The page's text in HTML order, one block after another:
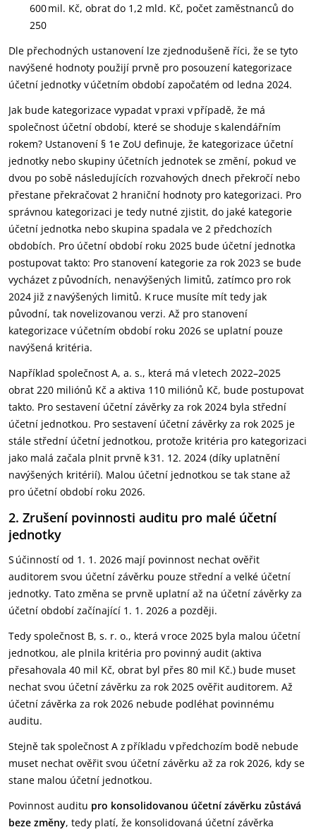
600 mil. Kč, obrat do 1,2 mld. Kč, počet zaměstnanců do
250
Dle přechodných ustanovení lze zjednodušeně říci, že se tyto
navýšené hodnoty použijí prvně pro posouzení kategorizace
účetní jednotky v účetním období započatém od ledna 2024.
Jak bude kategorizace vypadat v praxi v případě, že má
společnost účetní období, které se shoduje s kalendářním
rokem? Ustanovení § 1e ZoU definuje, že kategorizace účetní
jednotky nebo skupiny účetních jednotek se změní, pokud ve
dvou po sobě následujících rozvahových dnech překročí nebo
přestane překračovat 2 hraniční hodnoty pro kategorizaci. Pro
správnou kategorizaci je tedy nutné zjistit, do jaké kategorie
účetní jednotka nebo skupina spadala ve 2 předchozích
obdobích. Pro účetní období roku 2025 bude účetní jednotka
postupovat takto: Pro stanovení kategorie za rok 2023 se bude
vycházet z původních, nenavýšených limitů, zatímco pro rok
2024 již z navýšených limitů. K ruce musíte mít tedy jak
původní, tak novelizovanou verzi. Až pro stanovení
kategorizace v účetním období roku 2026 se uplatní pouze
navýšená kritéria.
Například společnost A, a. s., která má v letech 2022–2025
obrat 220 miliónů Kč a aktiva 110 miliónů Kč, bude postupovat
takto. Pro sestavení účetní závěrky za rok 2024 byla střední
účetní jednotkou. Pro sestavení účetní závěrky za rok 2025 je
stále střední účetní jednotkou, protože kritéria pro kategorizaci
jako malá začala plnit prvně k 31. 12. 2024 (díky uplatnění
navýšených kritérií). Malou účetní jednotkou se tak stane až
pro účetní období roku 2026.
2. Zrušení povinnosti auditu pro malé účetní
jednotky
S účinností od 1. 1. 2026 mají povinnost nechat ověřit
auditorem svou účetní závěrku pouze střední a velké účetní
jednotky. Tato změna se prvně uplatní až na účetní závěrky za
účetní období začínající 1. 1. 2026 a později.
Tedy společnost B, s. r. o., která v roce 2025 byla malou účetní
jednotkou, ale plnila kritéria pro povinný audit (aktiva
přesahovala 40 mil Kč, obrat byl přes 80 mil Kč.) bude muset
nechat svou účetní závěrku za rok 2025 ověřit auditorem. Až
účetní závěrka za rok 2026 nebude podléhat povinnému
auditu.
Stejně tak společnost A z příkladu v předchozím bodě nebude
muset nechat ověřit svou účetní závěrku až za rok 2026, kdy se
stane malou účetní jednotkou.
Povinnost auditu pro konsolidovanou účetní závěrku zůstává
beze změny, tedy platí, že konsolidovaná účetní závěrka